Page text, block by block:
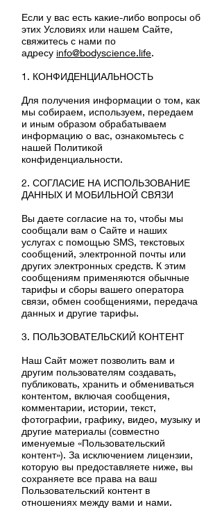
Если у вас есть какие-либо вопросы об
этих Условиях или нашем Сайте,
свяжитесь с нами по
адресу info@bodyscience.life.
1. КОНФИДЕНЦИАЛЬНОСТЬ
Для получения информации о том, как
мы собираем, используем, передаем
и иным образом обрабатываем
информацию о вас, ознакомьтесь с
нашей Политикой
конфиденциальности.
2. СОГЛАСИЕ НА ИСПОЛЬЗОВАНИЕ
ДАННЫХ И МОБИЛЬНОЙ СВЯЗИ
Вы даете согласие на то, чтобы мы
сообщали вам о Сайте и наших
услугах с помощью SMS, текстовых
сообщений, электронной почты или
других электронных средств. К этим
сообщениям применяются обычные
тарифы и сборы вашего оператора
связи, обмен сообщениями, передача
данных и другие тарифы.
3. ПОЛЬЗОВАТЕЛЬСКИЙ КОНТЕНТ
Наш Сайт может позволить вам и
другим пользователям создавать,
публиковать, хранить и обмениваться
контентом, включая сообщения,
комментарии, истории, текст,
фотографии, графику, видео, музыку и
другие материалы (совместно
именуемые «Пользовательский
контент»). За исключением лицензии,
которую вы предоставляете ниже, вы
сохраняете все права на ваш
Пользовательский контент в
отношениях между вами и нами.